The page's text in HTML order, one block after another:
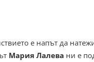
е напът да
Мария Лалева ни е